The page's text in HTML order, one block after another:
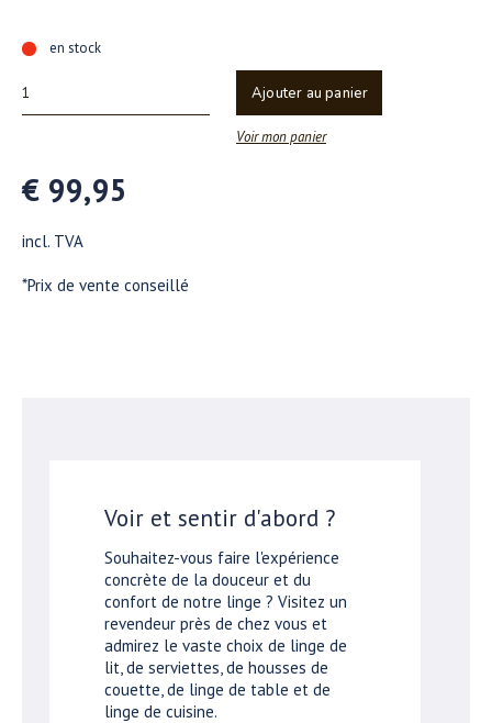
en stock
Ajouter au panier
Voir mon panier
€ 99,95
incl. TVA
*Prix de vente conseillé
Voir et sentir d'abord ?
Souhaitez-vous faire l'expérience
concrète de la douceur et du
confort de notre linge ? Visitez un
revendeur près de chez vous et
admirez le vaste choix de linge de
lit, de serviettes, de housses de
couette, de linge de table et de
linge de cuisine.